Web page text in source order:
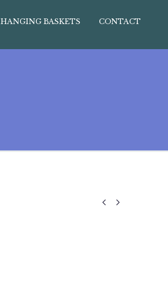
HANGING BASKETS CONTACT
 